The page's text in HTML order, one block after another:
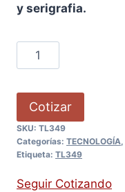
y serigrafia.
Cotizar
SKU: TL349
Categorías: TECNOLOGÍA,
Etiqueta: TL349
Seguir Cotizando